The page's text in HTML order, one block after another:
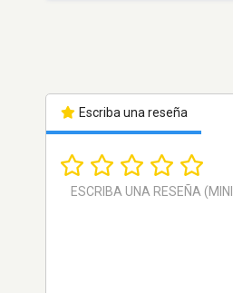
Escriba una reseña